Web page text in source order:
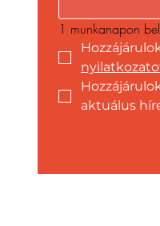
1 munkanapon
aktuálus